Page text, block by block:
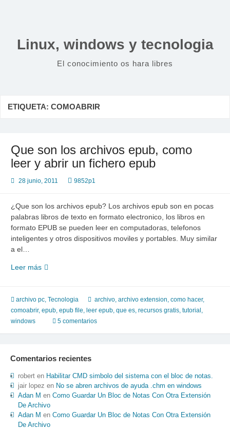
Linux, windows y tecnologia
El conocimiento os hara libres
ETIQUETA: COMOABRIR
Que son los archivos epub, como
leer y abrir un fichero epub
28 junio, 2011 9852p1
¿Que son los archivos epub? Los archivos epub son en pocas
palabras libros de texto en formato electronico, los libros en
formato EPUB se pueden leer en computadoras, telefonos
inteligentes y otros dispositivos moviles y portables. Muy similar
a el…
Leer másQue
archivos
epub,
como
leer
un
fichero
epub
archivo pc, Tecnologia archivo, archivo extension, como hacer,
comoabrir, epub, epub file, leer epub, que es, recursos gratis, tutorial ,
windows
5 comentarios
Comentarios recientes
roberten Habilitar CMD simbolo del sistema con el bloc de notas.
jair lopez en No se abren archivos de ayuda .chm en windows
Adan M en Como Guardar Un Bloc de Notas Con Otra Extensión
De Archivo
Adan M en Como Guardar Un Bloc de Notas Con Otra Extensión
De Archivo